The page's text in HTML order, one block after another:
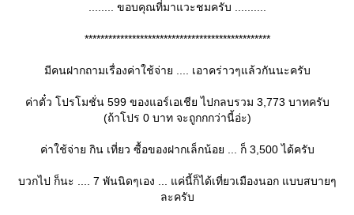
........ ขอบคุณที่มาแวะชมครับ ..........
***********************************************
มีคนฝากถามเรื่องค่าใช้จ่าย .... เอาคร่าวๆแล้วกันนะครับ
ค่าตั๋ว โปรโมชั่น 599 ของแอร์เอเชีย ไปกลบรวม 3,773 บาทครับ
(ถ้าโปร 0 บาท จะถูกกกว่านี้อ่ะ)
ค่าใช้จ่าย กิน เที่ยว ซื้อของฝากเล็กน้อย ... ก็ 3,500 ได้ครับ
บวกไป ก็นะ .... 7 พันนิดๆเอง ... แค่นี้ก็ได้เที่ยวเมืองนอก แบบสบายๆ
ละครับ